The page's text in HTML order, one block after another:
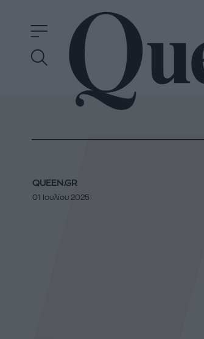
QUEEN.GR
01 Ιουλίου 2025